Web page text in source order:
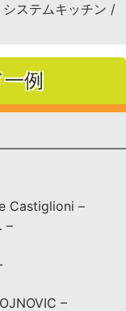
ステムキッチン /
例
Castiglioni –
–
–